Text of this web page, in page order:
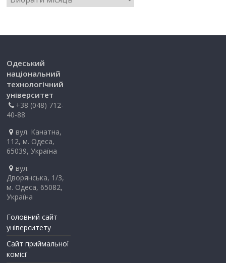
Одеський
національний
технологічний
університет
+38 (048) 712-
40-88
вул. Канатна,
112, м. Одеса,
65039, Україна
вул.
Дворянська, 1/3,
м. Одеса, 65082,
Україна
Головний сайт
університету
Сайт приймальної
комісії